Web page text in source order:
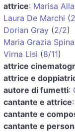
attrice: Marisa
Laura De Marchi (
Dorian Gray (2/2)
Maria Grazia Spina
Virna Lisi (8/11)
attrice
attrice e
autore di fumetti:
cantante e attrice:
cantante e
cantante e